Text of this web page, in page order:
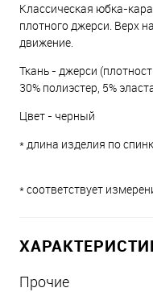
Классическая юбка-
плотного джерси. Верх
движение.
Ткань - джерси
30% полиэстер, 5%
Цвет - черный
* длина изделия по
* соответствует
Прочие